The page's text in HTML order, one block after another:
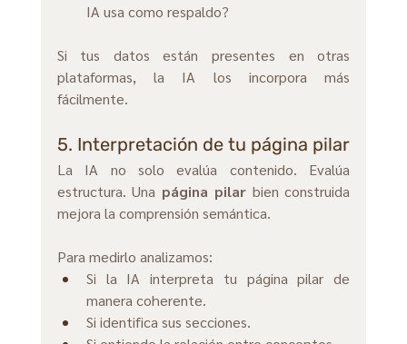
IA usa como respaldo?
Si tus datos están presentes en otras
plataformas, la IA los incorpora más
fácilmente.
5. Interpretación de tu página pilar
La IA no solo evalúa contenido. Evalúa
estructura. Una página pilar bien construida
mejora la comprensión semántica.
Para medirlo analizamos:
Si la IA interpreta tu página pilar de
manera coherente.
Si identifica sus secciones.